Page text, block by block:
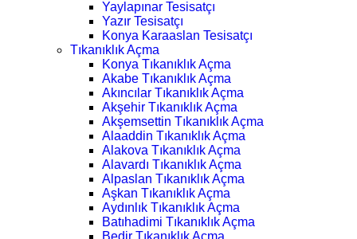
Yaylapınar Tesisatçı
Yazır Tesisatçı
Konya Karaaslan Tesisatçı
Tıkanıklık Açma
Konya Tıkanıklık Açma
Akabe Tıkanıklık Açma
Akıncılar Tıkanıklık Açma
Akşehir Tıkanıklık Açma
Akşemsettin Tıkanıklık Açma
Alaaddin Tıkanıklık Açma
Alakova Tıkanıklık Açma
Alavardı Tıkanıklık Açma
Alpaslan Tıkanıklık Açma
Aşkan Tıkanıklık Açma
Aydınlık Tıkanıklık Açma
Batıhadimi Tıkanıklık Açma